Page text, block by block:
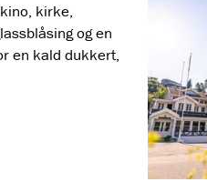
kirke,
og en
en kald dukkert,